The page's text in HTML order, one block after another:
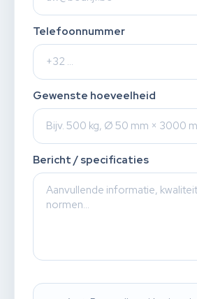
Telefoonnummer
Gewenste hoeveelheid
Bericht / specificaties